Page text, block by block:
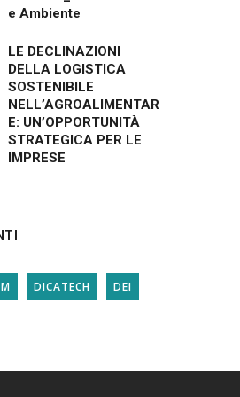
e Ambiente
LE DECLINAZIONI
DELLA LOGISTICA
SOSTENIBILE
NELL’AGROALIMENTAR
E: UN’OPPORTUNITÀ
STRATEGICA PER LE
IMPRESE
DICATECH DEI